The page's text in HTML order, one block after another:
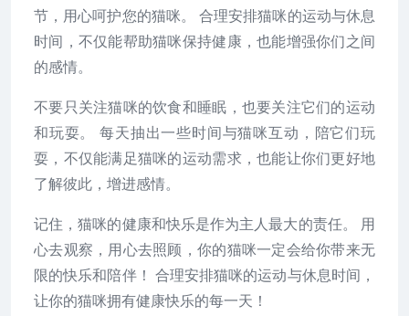
节，用心呵护您的猫咪。 合理安排猫咪的运动与休息
时间，不仅能帮助猫咪保持健康，也能增强你们之间
的感情。
不要只关注猫咪的饮食和睡眠，也要关注它们的运动
和玩耍。 每天抽出一些时间与猫咪互动，陪它们玩
耍，不仅能满足猫咪的运动需求，也能让你们更好地
了解彼此，增进感情。
记住，猫咪的健康和快乐是作为主人最大的责任。 用
心去观察，用心去照顾，你的猫咪一定会给你带来无
限的快乐和陪伴！ 合理安排猫咪的运动与休息时间，
让你的猫咪拥有健康快乐的每一天！